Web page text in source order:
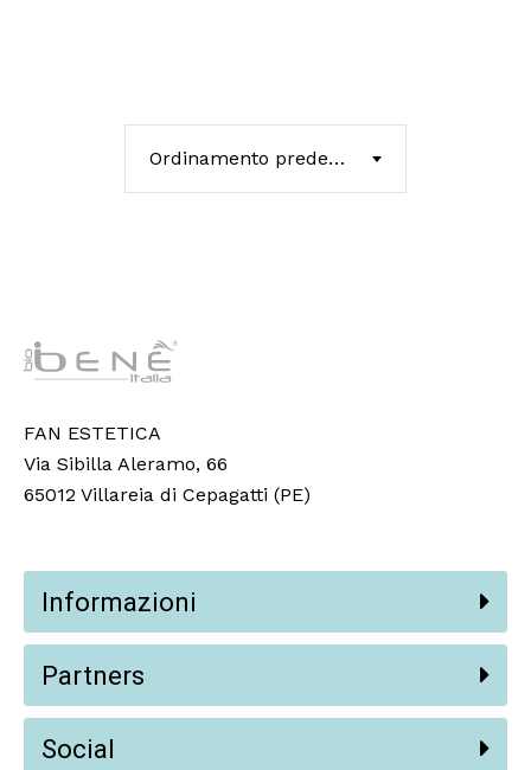
Ordinamento predefinito
FAN ESTETICA
Via Sibilla Aleramo, 66
65012 Villareia di Cepagatti (PE)
Informazioni
Partners
Social